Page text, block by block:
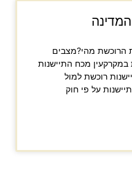
הרוכשת מהי?מצבים
מכח התיישנות
רוכשת למול
דיונית/חוסמת1.4 התיישנות על פי חוק